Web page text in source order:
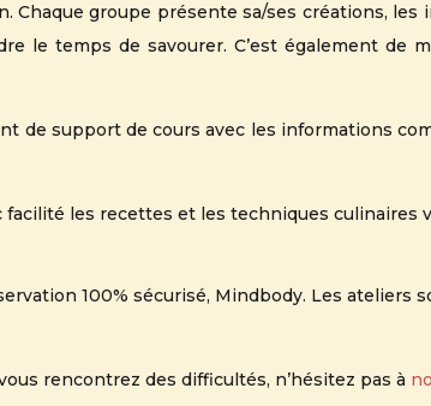
Chaque groupe présente sa/ses créations,
le temps de savourer. C’est également de
de support de cours avec les informations
les recettes et les techniques culinaires
100% sécurisé, Mindbody. Les ateliers
rencontrez des difficultés, n’hésitez pas à